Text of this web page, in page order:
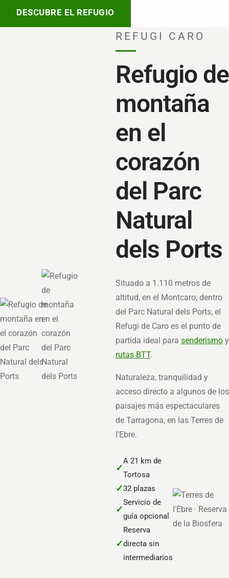
DESCUBRE EL REFUGIO
REFUGI CARO
Refugio de
montaña
en el
corazón
del Parc
Natural
dels Ports
Situado a 1.110 metros de
altitud, en el Montcaro, dentro
del Parc Natural dels Ports, el
Refugi de Caro es el punto de
partida ideal para senderismo y
rutas BTT.
Naturaleza, tranquilidad y
acceso directo a algunos de los
paisajes más espectaculares
de Tarragona, en las Terres de
l'Ebre.
✓
A 21 km de
Tortosa
✓32 plazas
✓
Servicio de
guía opcional
✓
Reserva
directa sin
intermediarios